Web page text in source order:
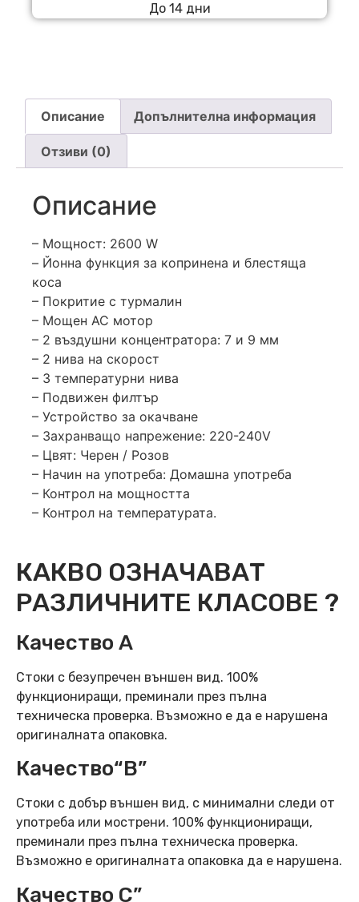
До 14 дни
Описание Допълнителна информация
Отзиви (0)
Описание
– Мощност: 2600 W
– Йонна функция за копринена и блестяща
коса
– Покритие с турмалин
– Мощен AC мотор
– 2 въздушни концентратора: 7 и 9 мм
– 2 нива на скорост
– 3 температурни нива
– Подвижен филтър
– Устройство за окачване
– Захранващо напрежение: 220-240V
– Цвят: Черен / Розов
– Начин на употреба: Домашна употреба
– Контрол на мощността
– Контрол на температурата.
КАКВО ОЗНАЧАВАТ
РАЗЛИЧНИТЕ КЛАСОВЕ ?
Качество А
Стоки с безупречен външен вид. 100%
функциониращи, преминали през пълна
техническа проверка. Възможно е да е нарушена
оригиналната опаковка.
Качество“B”
Стоки с добър външен вид, с минимални следи от
употреба или мострени. 100% функциониращи,
преминали през пълна техническа проверка.
Възможно е оригиналната опаковка да е нарушена.
Качество C”